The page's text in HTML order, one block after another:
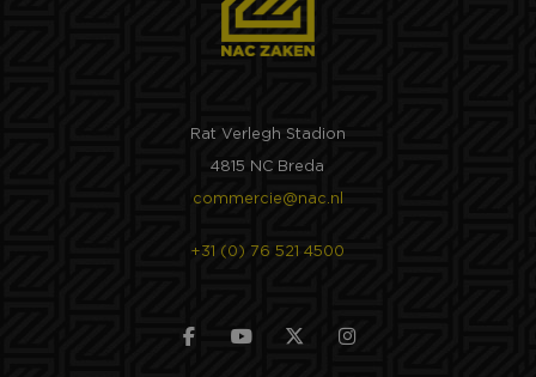
Rat Verlegh Stadion
4815 NC Breda
commercie@nac.nl
+31 (0) 76 521 4500